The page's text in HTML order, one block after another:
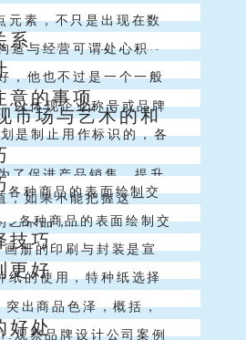
，下面由北...
是理念内涵与心思意
获得对现实...
元素，不只是出现在数
、方向等奇妙改动的
形式展现...
造与经营可谓处心积
那就是一个品牌与产品
系
，他也不过是一个一般
花许多的钱去买一个一
志的...
以体现企业称号或品牌
几年来，国外名牌产品
成汉字，...
意的事项
是制止用作标识的，各
留意其不同性。由于
，...
市场与艺术的和
了促进产品销售，提升
，如果不能把握这一
艺术品，...
各种商品的表面绘制交
一般的黑白照片必须清
特别...
各种商品的表面绘制交
般的黑白照片必须清
册的印刷与封装是宣
个在设计之前就应考虑
期的制作...
技巧
纸的使用，特种纸选择
要定好用什么样的特
时候不要把...
更好
出商品色泽，概括，
、繁忙车间、天资荣
观察品牌设计公司案例
好处